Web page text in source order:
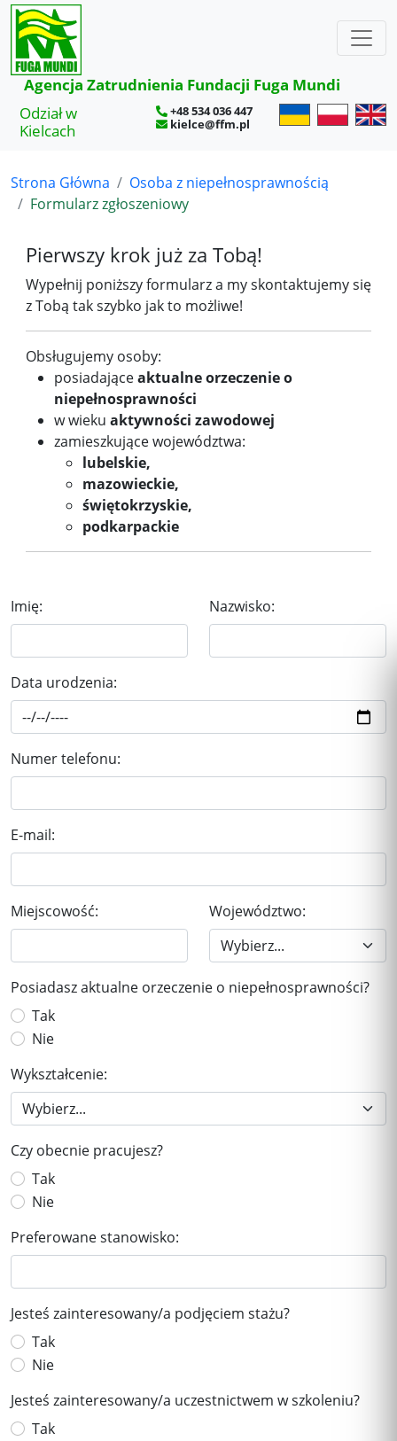
×
Agencja Zatrudnienia Fundacji Fuga Mundi
Odział w
Kielcach
+48 534 036 447
kielce@ffm.pl
Strona Główna
Osoba z niepełnosprawnością
Formularz zgłoszeniowy
Pierwszy krok już za Tobą!
Wypełnij poniższy formularz a my skontaktujemy się
z Tobą tak szybko jak to możliwe!
Obsługujemy osoby:
posiadająceaktualne orzeczenie o
niepełnosprawności
w wieku aktywności zawodowej
zamieszkujące województwa:
lubelskie,
mazowieckie,
świętokrzyskie,
podkarpackie
Imię: Nazwisko:
Data urodzenia:
Numer telefonu:
E-mail:
Miejscowość: Województwo:
Posiadasz aktualne orzeczenie o niepełnosprawności?
Tak
Nie
Wykształcenie:
Czy obecnie pracujesz?
Tak
Nie
Preferowane stanowisko:
Jesteś zainteresowany/a podjęciem stażu?
Tak
Nie
Jesteś zainteresowany/a uczestnictwem w szkoleniu?
Tak